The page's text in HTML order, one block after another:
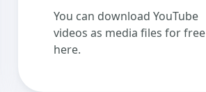
You can download YouTube
videos as media files for free
here.